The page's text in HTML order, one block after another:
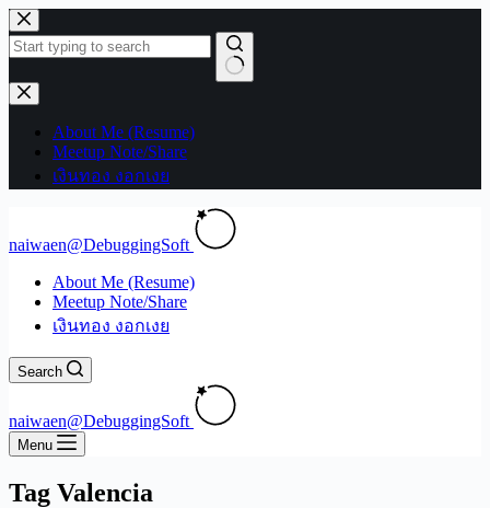
Skip
to
content
No
results
About Me (Resume)
Meetup Note/Share
เงินทอง งอกเงย
naiwaen@DebuggingSoft
About Me (Resume)
Meetup Note/Share
เงินทอง งอกเงย
Search
naiwaen@DebuggingSoft
Menu
Tag Valencia